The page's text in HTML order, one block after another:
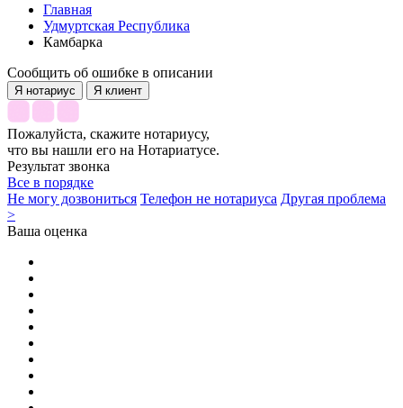
Главная
Удмуртская Республика
Камбарка
Сообщить об ошибке в описании
Я нотариус Я клиент
Пожалуйста, скажите нотариусу,
что вы нашли его на Нотариатусе.
Результат звонка
Все в порядке
Не могу дозвониться Телефон не нотариуса Другая проблема
>
Ваша оценка